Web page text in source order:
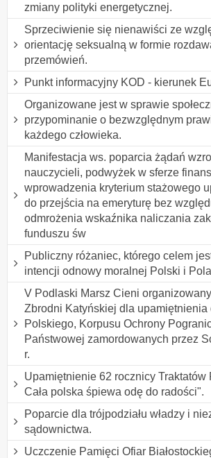
zmiany polityki energetycznej.
Sprzeciwienie się nienawiści ze
orientację seksualną w formie
przemówień.
Punkt informacyjny KOD - kierunek
Organizowane jest w sprawie
przypominanie o bezwzględnym
każdego człowieka.
Manifestacja ws. poparcia żądań
nauczycieli, podwyżek w sferze
wprowadzenia kryterium stażowego
do przejścia na emeryturę bez
odmrożenia wskaźnika naliczania
funduszu św
Publiczny różaniec, którego celem
intencji odnowy moralnej Polski i
V Podlaski Marsz Cieni
Zbrodni Katyńskiej dla upamiętnienia
Polskiego, Korpusu Ochrony
Państwowej zamordowanych przez
r.
Upamiętnienie 62 rocznicy Traktatów
Cała polska śpiewa odę do radości".
Poparcie dla trójpodziału władzy i
sądownictwa.
Uczczenie Pamięci Ofiar